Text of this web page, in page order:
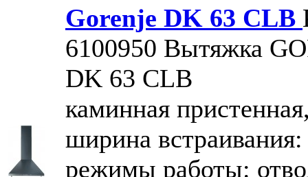
Gorenje DK 63 CLB
6100950 Вытяжка
DK 63 CLB
каминная
ширина
режимы работы: